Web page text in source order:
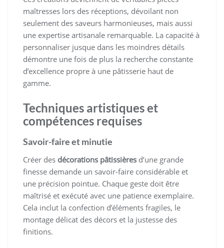
maîtresses lors des réceptions, dévoilant non
seulement des saveurs harmonieuses, mais aussi
une expertise artisanale remarquable. La capacité à
personnaliser jusque dans les moindres détails
démontre une fois de plus la recherche constante
d’excellence propre à une pâtisserie haut de
gamme.
Techniques artistiques et
compétences requises
Savoir-faire et minutie
Créer des décorations pâtissières d’une grande
finesse demande un savoir-faire considérable et
une précision pointue. Chaque geste doit être
maîtrisé et exécuté avec une patience exemplaire.
Cela inclut la confection d’éléments fragiles, le
montage délicat des décors et la justesse des
finitions.